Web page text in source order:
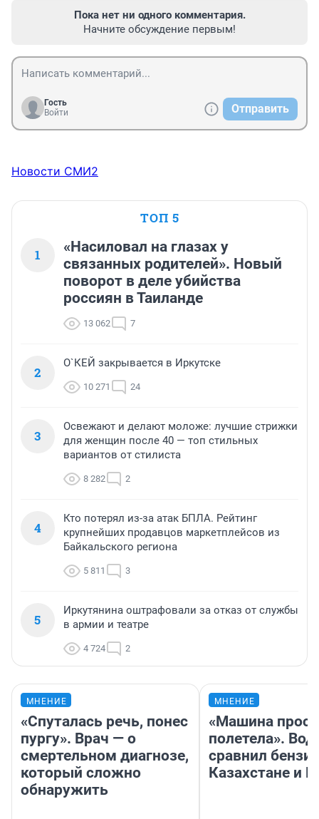
Пока нет ни одного комментария.
Начните обсуждение первым!
Гость
Войти
Отправить
Новости СМИ2
ТОП 5
1
«Насиловал на глазах у
связанных родителей». Новый
поворот в деле убийства
россиян в Таиланде
13 062 7
2
О`КЕЙ закрывается в Иркутске
10 271 24
3
Освежают и делают моложе: лучшие стрижки
для женщин после 40 — топ стильных
вариантов от стилиста
8 282 2
4
Кто потерял из-за атак БПЛА. Рейтинг
крупнейших продавцов маркетплейсов из
Байкальского региона
5 811 3
5
Иркутянина оштрафовали за отказ от службы
в армии и театре
4 724 2
МНЕНИЕ
«Спуталась речь, понес
пургу». Врач — о
смертельном диагнозе,
который сложно
обнаружить
МНЕНИЕ
«Машина
полетела».
сравнил
Казахстане и